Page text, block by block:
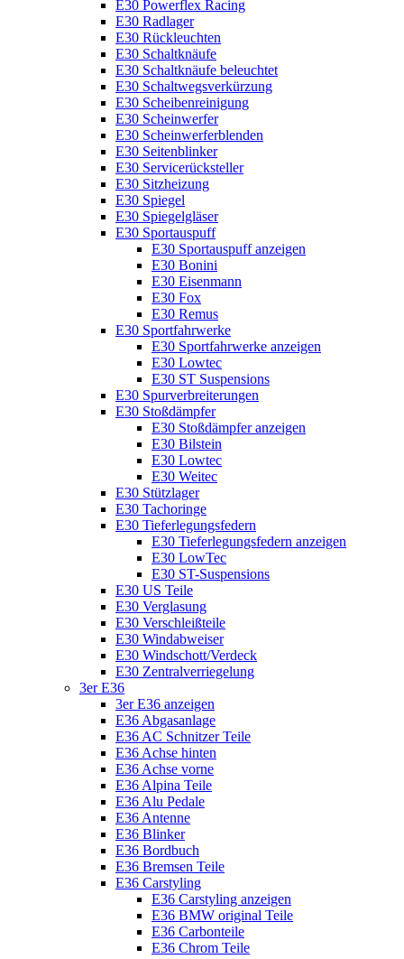
E30 Powerflex Racing
E30 Radlager
E30 Rückleuchten
E30 Schaltknäufe
E30 Schaltknäufe beleuchtet
E30 Schaltwegsverkürzung
E30 Scheibenreinigung
E30 Scheinwerfer
E30 Scheinwerferblenden
E30 Seitenblinker
E30 Servicerücksteller
E30 Sitzheizung
E30 Spiegel
E30 Spiegelgläser
E30 Sportauspuff
E30 Sportauspuff anzeigen
E30 Bonini
E30 Eisenmann
E30 Fox
E30 Remus
E30 Sportfahrwerke
E30 Sportfahrwerke anzeigen
E30 Lowtec
E30 ST Suspensions
E30 Spurverbreiterungen
E30 Stoßdämpfer
E30 Stoßdämpfer anzeigen
E30 Bilstein
E30 Lowtec
E30 Weitec
E30 Stützlager
E30 Tachoringe
E30 Tieferlegungsfedern
E30 Tieferlegungsfedern anzeigen
E30 LowTec
E30 ST-Suspensions
E30 US Teile
E30 Verglasung
E30 Verschleißteile
E30 Windabweiser
E30 Windschott/Verdeck
E30 Zentralverriegelung
3er E36
3er E36 anzeigen
E36 Abgasanlage
E36 AC Schnitzer Teile
E36 Achse hinten
E36 Achse vorne
E36 Alpina Teile
E36 Alu Pedale
E36 Antenne
E36 Blinker
E36 Bordbuch
E36 Bremsen Teile
E36 Carstyling
E36 Carstyling anzeigen
E36 BMW original Teile
E36 Carbonteile
E36 Chrom Teile